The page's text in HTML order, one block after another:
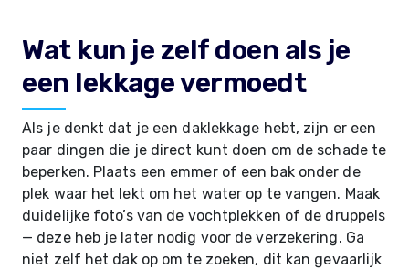
Wat kun je zelf doen als je
een lekkage vermoedt
Als je denkt dat je een daklekkage hebt, zijn er een
paar dingen die je direct kunt doen om de schade te
beperken. Plaats een emmer of een bak onder de
plek waar het lekt om het water op te vangen. Maak
duidelijke foto’s van de vochtplekken of de druppels
— deze heb je later nodig voor de verzekering. Ga
niet zelf het dak op om te zoeken, dit kan gevaarlijk